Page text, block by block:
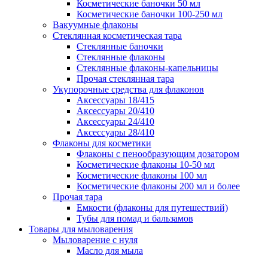
Косметические баночки 50 мл
Косметические баночки 100-250 мл
Вакуумные флаконы
Стеклянная косметическая тара
Стеклянные баночки
Стеклянные флаконы
Стеклянные флаконы-капельницы
Прочая стеклянная тара
Укупорочные средства для флаконов
Аксессуары 18/415
Аксессуары 20/410
Аксессуары 24/410
Аксессуары 28/410
Флаконы для косметики
Флаконы с пенообразующим дозатором
Косметические флаконы 10-50 мл
Косметические флаконы 100 мл
Косметические флаконы 200 мл и более
Прочая тара
Емкости (флаконы для путешествий)
Тубы для помад и бальзамов
Товары для мыловарения
Мыловарение с нуля
Масло для мыла